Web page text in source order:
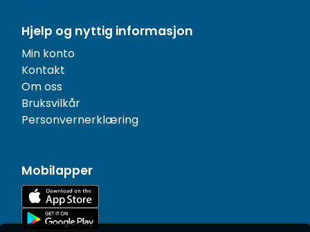
Hjelp og nyttig informasjon
Min konto
Kontakt
Om oss
Bruksvilkår
Personvernerklæring
Mobilapper